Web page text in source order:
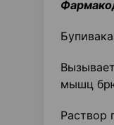
мышц
Раствор